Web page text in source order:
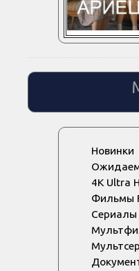
Новинки
4K Ultra
Фильмы
Сериалы